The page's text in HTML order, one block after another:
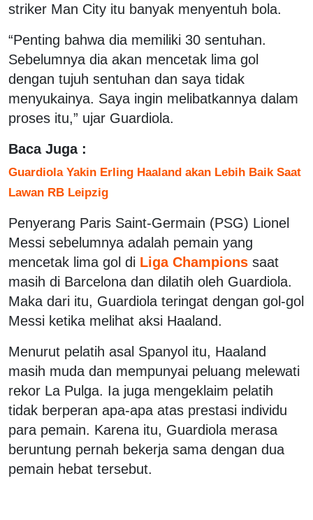
striker Man City itu banyak menyentuh bola.
“Penting bahwa dia memiliki 30 sentuhan.
Sebelumnya dia akan mencetak lima gol
dengan tujuh sentuhan dan saya tidak
menyukainya. Saya ingin melibatkannya dalam
proses itu,” ujar Guardiola.
Baca Juga :
Guardiola Yakin Erling Haaland akan Lebih Baik Saat
Lawan RB Leipzig
Penyerang Paris Saint-Germain (PSG) Lionel
Messi sebelumnya adalah pemain yang
mencetak lima gol di Liga Champions saat
masih di Barcelona dan dilatih oleh Guardiola.
Maka dari itu, Guardiola teringat dengan gol-gol
Messi ketika melihat aksi Haaland.
Menurut pelatih asal Spanyol itu, Haaland
masih muda dan mempunyai peluang melewati
rekor La Pulga. Ia juga mengeklaim pelatih
tidak berperan apa-apa atas prestasi individu
para pemain. Karena itu, Guardiola merasa
beruntung pernah bekerja sama dengan dua
pemain hebat tersebut.